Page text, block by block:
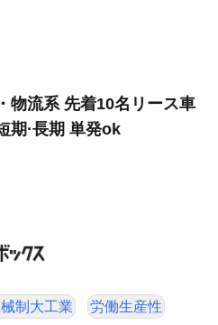
物流系 先着10名リース車
期·長期 単発ok
制大工業 労働生産性